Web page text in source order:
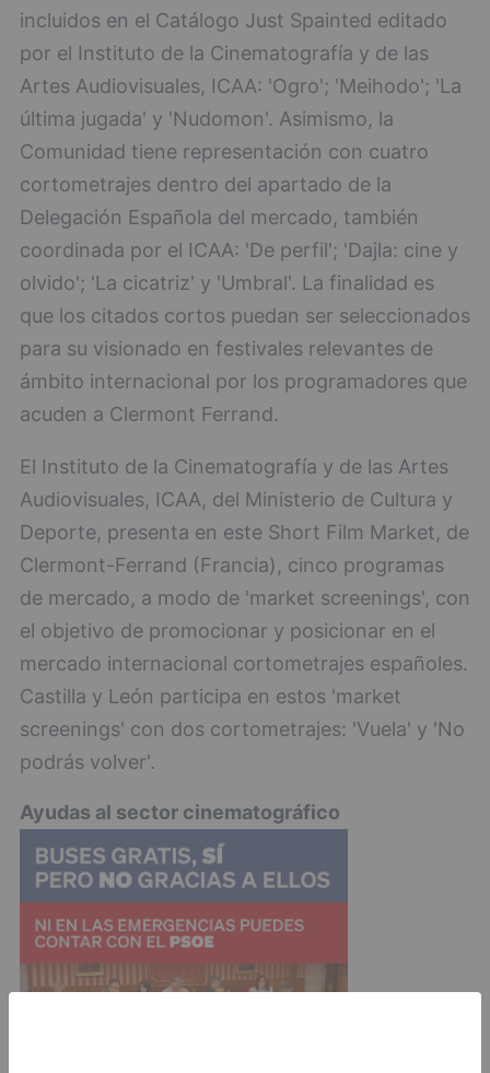
incluidos en el Catálogo Just Spainted editado
por el Instituto de la Cinematografía y de las
Artes Audiovisuales, ICAA: 'Ogro'; 'Meihodo'; 'La
última jugada' y 'Nudomon'. Asimismo, la
Comunidad tiene representación con cuatro
cortometrajes dentro del apartado de la
Delegación Española del mercado, también
coordinada por el ICAA: 'De perfil'; 'Dajla: cine y
olvido'; 'La cicatriz' y 'Umbral'. La finalidad es
que los citados cortos puedan ser seleccionados
para su visionado en festivales relevantes de
ámbito internacional por los programadores que
acuden a Clermont Ferrand.
El Instituto de la Cinematografía y de las Artes
Audiovisuales, ICAA, del Ministerio de Cultura y
Deporte, presenta en este Short Film Market, de
Clermont-Ferrand (Francia), cinco programas
de mercado, a modo de 'market screenings', con
el objetivo de promocionar y posicionar en el
mercado internacional cortometrajes españoles.
Castilla y León participa en estos 'market
screenings' con dos cortometrajes: 'Vuela' y 'No
podrás volver'.
Ayudas al sector cinematográfico